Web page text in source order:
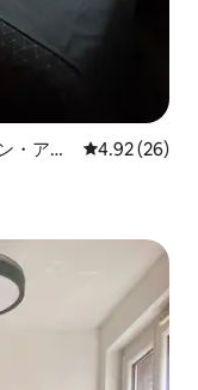
・アパ
レビュー26
4.92 (26)